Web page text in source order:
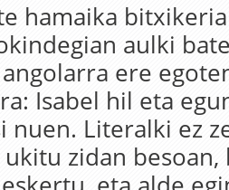
hamaika
aulki
ere
Isabel hil eta
nuen. Literalki ez
zidan